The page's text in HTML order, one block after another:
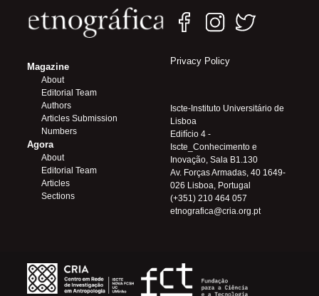
Magazine
About
Editorial Team
Authors
Articles Submission
Numbers
Agora
About
Editorial Team
Articles
Sections
Privacy Policy
Iscte-Instituto Universitário de
Lisboa
Edifício 4 -
Iscte_Conhecimento e
Inovação, Sala B1.130
Av. Forças Armadas, 40 1649-
026 Lisboa, Portugal
(+351) 210 464 057
etnografica@cria.org.pt